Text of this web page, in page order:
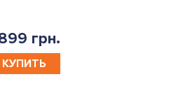
грн.
КУПИТЬ